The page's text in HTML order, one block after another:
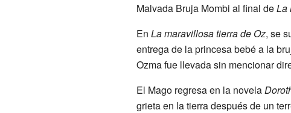
Malvada Bruja Mombi al final deLa
En La maravillosa tierra de Oz, se
entrega de la princesa bebé a la
Ozma fue llevada sin mencionar
El Mago regresa en la novela
grieta en la tierra después de un